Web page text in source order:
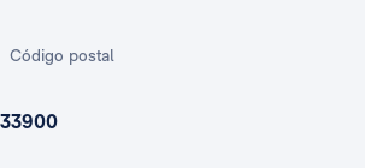
Código postal
33900